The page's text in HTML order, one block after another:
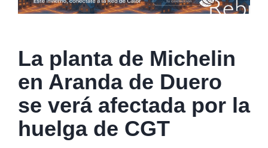
La planta de Michelin
en Aranda de Duero
se verá afectada por la
huelga de CGT